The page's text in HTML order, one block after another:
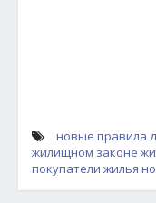
новые правила
жилищном законе
покупатели жилья